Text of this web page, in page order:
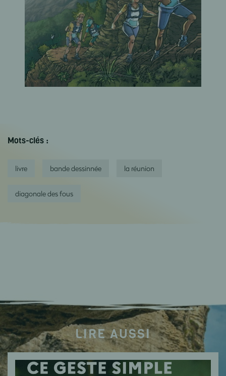
Mots-clés :
livre bande dessinnée la réunion
diagonale des fous
LIRE AUSSI